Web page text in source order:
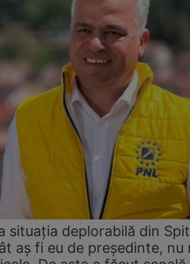
situația deplorabilă din
aș fi eu de președinte, nu